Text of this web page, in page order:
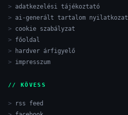
adatkezelési tájékoztató
ai-generált tartalom nyilatkozat
cookie szabályzat
főoldal
hardver árfigyelő
impresszum
// KÖVESS
rss feed